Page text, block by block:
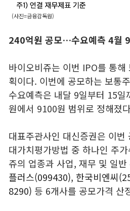
(사진=금융감독원)
240억원 공모…수요예측 4월
바이오비쥬는 이번 IPO를 통
획이다. 이번에 공모하는 보통
수요예측은 내달 9일부터 15
원에서 9100원 범위로 정해졌
대표주관사인 대신증권은 이
대가치평가방법 중 하나인 주
쥬의 업종과 사업, 재무 및 일
플러스(099430), 한국비엔씨
8290) 등 6개사를 공모가격 산